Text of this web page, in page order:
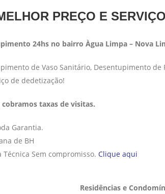
PREÇO E
24hs no bairro Àgua Limpa – Nova
de Vaso Sanitário, Desentupimento
de dedetização!
taxas de visitas.
Garantia.
de BH
Sem compromisso. Clique aqui
Residências e